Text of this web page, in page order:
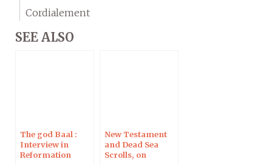
Cordialement
SEE ALSO
The god Baal :
Interview in
Reformation
New Testament
and Dead Sea
Scrolls, on